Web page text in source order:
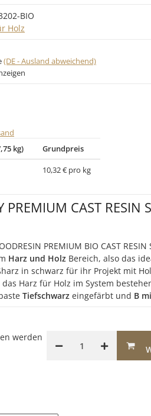
BIO
Holz
(DE - Ausland abweichend)
kg)
Grundpreis
10,32 € pro kg
PREMIUM CAST RESIN
PREMIUM BIO CAST
Harz und Holz Bereich, also das
in schwarz für ihr Projekt mit
Harz für Holz im System
Tiefschwarz eingefärbt und B
werden